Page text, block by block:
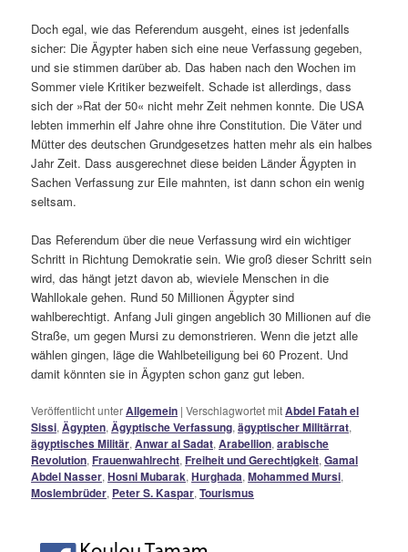
Doch egal, wie das Referendum ausgeht, eines ist jedenfalls
sicher: Die Ägypter haben sich eine neue Verfassung gegeben,
und sie stimmen darüber ab. Das haben nach den Wochen im
Sommer viele Kritiker bezweifelt. Schade ist allerdings, dass
sich der »Rat der 50« nicht mehr Zeit nehmen konnte. Die USA
lebten immerhin elf Jahre ohne ihre Constitution. Die Väter und
Mütter des deutschen Grundgesetzes hatten mehr als ein halbes
Jahr Zeit. Dass ausgerechnet diese beiden Länder Ägypten in
Sachen Verfassung zur Eile mahnten, ist dann schon ein wenig
seltsam.
Das Referendum über die neue Verfassung wird ein wichtiger
Schritt in Richtung Demokratie sein. Wie groß dieser Schritt sein
wird, das hängt jetzt davon ab, wieviele Menschen in die
Wahllokale gehen. Rund 50 Millionen Ägypter sind
wahlberechtigt. Anfang Juli gingen angeblich 30 Millionen auf die
Straße, um gegen Mursi zu demonstrieren. Wenn die jetzt alle
wählen gingen, läge die Wahlbeteiligung bei 60 Prozent. Und
damit könnten sie in Ägypten schon ganz gut leben.
Veröffentlicht unterAllgemein |Verschlagwortet mitAbdel Fatah el
Sissi,Ägypten,Ägyptische Verfassung,ägyptischer Militärrat,
ägyptisches Militär,Anwar al Sadat,Arabellion,arabische
Revolution,Frauenwahlrecht,Freiheit und Gerechtigkeit,Gamal
Abdel Nasser,Hosni Mubarak,Hurghada,Mohammed Mursi,
Moslembrüder, Peter S. Kaspar,Tourismus